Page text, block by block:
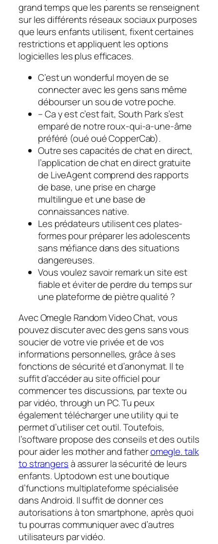
grand temps que les parents se renseignent
sur les différents réseaux sociaux purposes
que leurs enfants utilisent, fixent certaines
restrictions et appliquent les options
logicielles les plus efficaces.
C’est un wonderful moyen de se
connecter avec les gens sans même
débourser un sou de votre poche.
– Ca y est c’est fait, South Park s’est
emparé de notre roux-qui-a-une-âme
préféré (oué oué CopperCab).
Outre ses capacités de chat en direct,
l’application de chat en direct gratuite
de LiveAgent comprend des rapports
de base, une prise en charge
multilingue et une base de
connaissances native.
Les prédateurs utilisent ces plates-
formes pour préparer les adolescents
sans méfiance dans des situations
dangereuses.
Vous voulez savoir remark un site est
fiable et éviter de perdre du temps sur
une plateforme de piètre qualité ?
Avec Omegle Random Video Chat, vous
pouvez discuter avec des gens sans vous
soucier de votre vie privée et de vos
informations personnelles, grâce à ses
fonctions de sécurité et d’anonymat. Il te
suffit d’accéder au site officiel pour
commencer tes discussions, par texte ou
par vidéo, through un PC. Tu peux
également télécharger une utility qui te
permet d’utiliser cet outil. Toutefois,
l’software propose des conseils et des outils
pour aider les mother and fatheromegle. talk
to strangersà assurer la sécurité de leurs
enfants. Uptodown est une boutique
d’functions multiplateforme spécialisée
dans Android. Il suffit de donner ces
autorisations à ton smartphone, après quoi
tu pourras communiquer avec d’autres
utilisateurs par vidéo.